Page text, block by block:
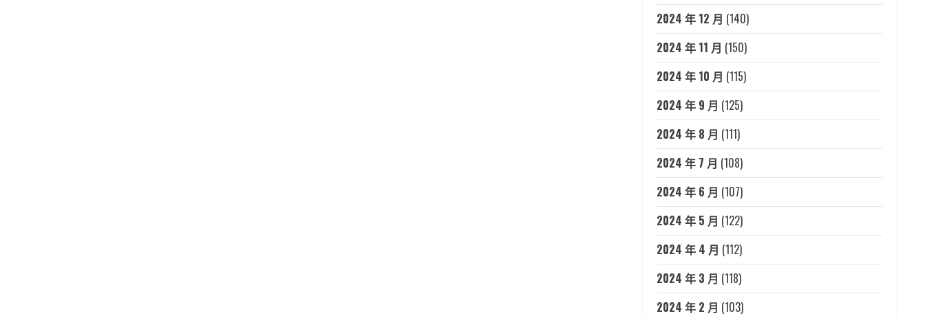
2024 年 12 月 (140)
2024 年 11 月 (150)
2024 年 10 月 (115)
2024 年 9 月 (125)
2024 年 8 月 (111)
2024 年 7 月 (108)
2024 年 6 月 (107)
2024 年 5 月 (122)
2024 年 4 月 (112)
2024 年 3 月 (118)
2024 年 2 月 (103)